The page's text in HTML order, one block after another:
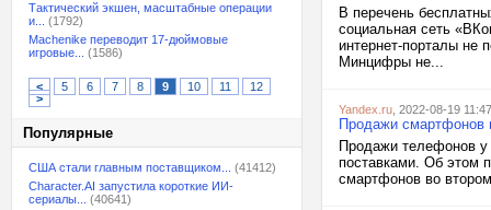
Тактический экшен, масштабные операции
и...
(1792)
Machenike переводит 17-дюймовые
игровые...
(1586)
< 5 6 7 8 9 10 11
12
>
Популярные
США стали главным поставщиком...
(41412)
Character.AI запустила короткие ИИ-
сериалы...
(40641)
В перечень
социальная сеть
интернет-порталы не
Минцифры не...
Yandex.ru , 2022-08-19 11:47
Продажи смартфонов
Продажи телефонов у
поставками. Об этом
смартфонов во